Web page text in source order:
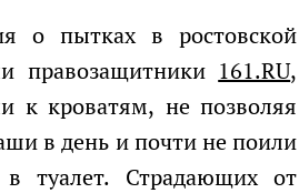
правозащитники 161.RU,
к кроватям, не позволяя
в день и почти не поили
туалет. Страдающих от